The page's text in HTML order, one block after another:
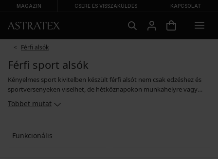
MAGAZIN CSERE ÉS VISSZAKÜLDÉS KAPCSOLAT
Férfi alsók
Férfi sport alsók
Kényelmes sport kivitelben készült férfi alsót nem csak edzéshez és
sportversenyeken viselhet, de hétköznapokon munkahelyre vagy
alváshoz is. A sport férfi alsó derékban széles szegéllyel és kényelmes
szabásban készül, amely nem korlátoz a mozgásban. Az alapanyag
alsó egyenként és kedvező áron több darabos kiszerelésben is
Többet mutat
Funkcionális